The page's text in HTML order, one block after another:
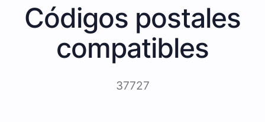
Códigos postales
compatibles
37727